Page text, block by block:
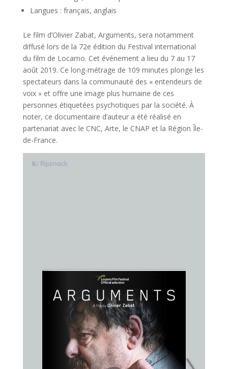
Langues : français, anglais
Le film d’Olivier Zabat, Arguments, sera notamment
diffusé lors de la 72e édition du Festival international
du film de Locarno. Cet événement a lieu du 7 au 17
août 2019. Ce long-métrage de 109 minutes plonge les
spectateurs dans la communauté des « entendeurs de
voix » et offre une image plus humaine de ces
personnes étiquetées psychotiques par la société. À
noter, ce documentaire d’auteur a été réalisé en
partenariat avec le CNC, Arte, le CNAP et la Région Île-
de-France.